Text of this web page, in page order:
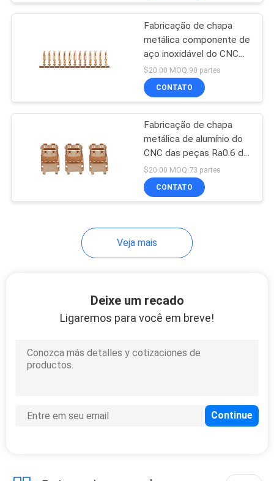
Fabricação de chapa
metálica componente de
aço inoxidável do CNC
Al6061
$20.00 MOQ:90 partes
CONTATO
Fabricação de chapa
metálica de alumínio do
CNC das peças Ra0.6 do
laser Cutted do quadro
$20.00 MOQ:73 partes
CONTATO
Veja mais
Deixe um recado
Ligaremos para você em breve!